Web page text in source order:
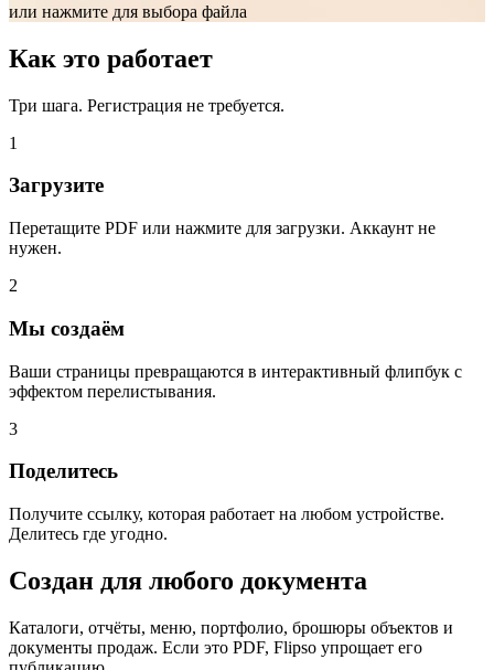
или нажмите для выбора файла
Как это работает
Три шага. Регистрация не требуется.
1
Загрузите
Перетащите PDF или нажмите для загрузки. Аккаунт не
нужен.
2
Мы создаём
Ваши страницы превращаются в интерактивный флипбук с
эффектом перелистывания.
3
Поделитесь
Получите ссылку, которая работает на любом устройстве.
Делитесь где угодно.
Создан для любого документа
Каталоги, отчёты, меню, портфолио, брошюры объектов и
документы продаж. Если это PDF, Flipso упрощает его